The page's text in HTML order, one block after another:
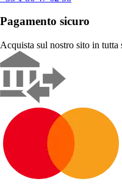
Pagamento sicuro
Acquista sul nostro sito in tutta